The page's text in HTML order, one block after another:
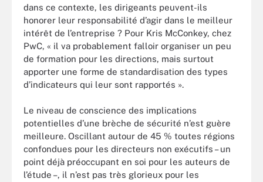
dans ce contexte, les dirigeants peuvent-ils
honorer leur responsabilité d’agir dans le meilleur
intérêt de l’entreprise ? Pour Kris McConkey, chez
PwC, « il va probablement falloir organiser un peu
de formation pour les directions, mais surtout
apporter une forme de standardisation des types
d’indicateurs qui leur sont rapportés ».
Le niveau de conscience des implications
potentielles d’une brèche de sécurité n’est guère
meilleure. Oscillant autour de 45 % toutes régions
confondues pour les directeurs non exécutifs – un
point déjà préoccupant en soi pour les auteurs de
l’étude –, il n’est pas très glorieux pour les